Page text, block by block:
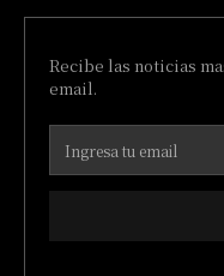
Recibe las noticias
email.